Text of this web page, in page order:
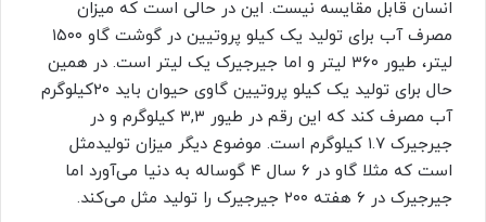
انسان قابل مقایسه نیست. این در حالی است که میزان
مصرف آب برای تولید یک کیلو پروتیین در گوشت گاو ١٥٠٠
لیتر، طیور ٣٦٠ لیتر و اما جیرجیرک یک لیتر است. در همین
حال برای تولید یک کیلو پروتیین گاوی حیوان باید ٢٠کیلوگرم
آب مصرف کند که این رقم در طیور ٣,٣ کیلوگرم و در
جیرجیرک ١.٧ کیلوگرم است. موضوع دیگر میزان تولیدمثل
است که مثلا گاو در ٦‌ سال ٤ گوساله به دنیا می‌آورد اما
جیرجیرک در ٦ هفته ٢٠٠ جیرجیرک را تولید مثل می‌کند.